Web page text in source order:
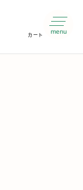
カート menu